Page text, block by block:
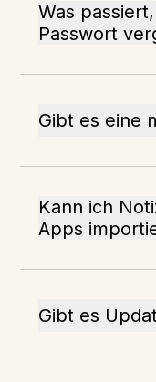
Was
Passwort
Gibt es eine
Kann ich
Apps
Gibt es